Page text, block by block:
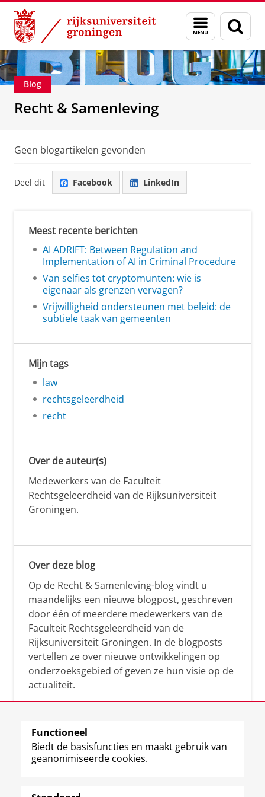
Skip
Content
Skip
Navigation
Menu
en
zoeken
Over ons Recht & Samenleving
Blog
Recht & Samenleving
Geen blogartikelen gevonden
Deel dit Facebook LinkedIn
Meest recente berichten
AI ADRIFT: Between Regulation and
Implementation of AI in Criminal Procedure
Van selfies tot cryptomunten: wie is
eigenaar als grenzen vervagen?
Vrijwilligheid ondersteunen met beleid: de
subtiele taak van gemeenten
Mijn tags
law
rechtsgeleerdheid
recht
Over de auteur(s)
Medewerkers van de Faculteit
Rechtsgeleerdheid van de Rijksuniversiteit
Groningen.
Over deze blog
Op de Recht & Samenleving-blog vindt u
maandelijks een nieuwe blogpost, geschreven
door één of meerdere medewerkers van de
Faculteit Rechtsgeleerdheid van de
Rijksuniversiteit Groningen. In de blogposts
vertellen ze over nieuwe ontwikkelingen op
onderzoeksgebied of geven ze hun visie op de
actualiteit.
Volg de RUG
F
a
L
i
R
S
I
n
Y
o
Functioneel
Biedt de basisfuncties en maakt gebruik van
geanonimiseerde cookies.